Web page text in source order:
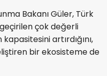
Bakanı Güler, Türk
çok değerli
artırdığını,
bir ekosisteme de